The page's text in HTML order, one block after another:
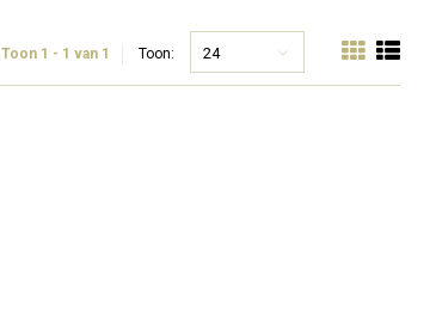
Toon 1 - 1 van 1 Toon: 24